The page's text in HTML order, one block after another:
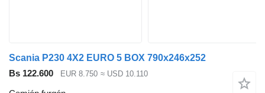
Scania P230 4X2 EURO 5 BOX 790x246x252
Bs 122.600
EUR 8.750 ≈ USD 10.110